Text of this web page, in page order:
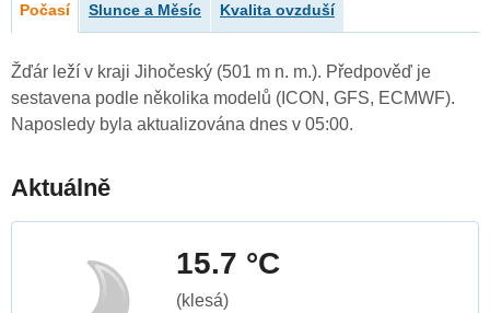
Počasí Slunce a Měsíc Kvalita ovzduší
Žďár leží v kraji Jihočeský (501 m n. m.). Předpověď je
sestavena podle několika modelů (ICON, GFS, ECMWF).
Naposledy byla aktualizována dnes v 05:00.
Aktuálně
15.7 °C
(klesá)